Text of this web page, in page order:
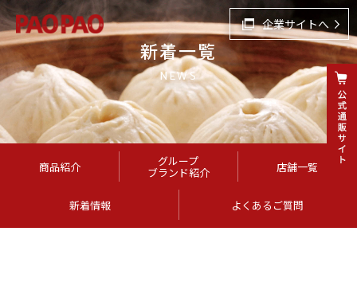
企業サイトへ
新着一覧
NEWS
商品紹介 グループ
ブランド紹介 店舗一覧
新着情報 よくあるご質問